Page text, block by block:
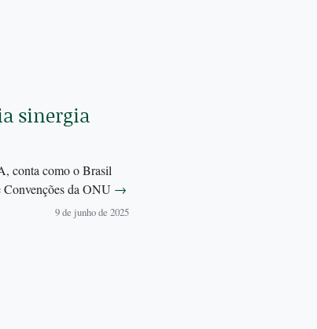
sinergia
conta como o Brasil
Convenções da ONU →
9 de junho de 2025